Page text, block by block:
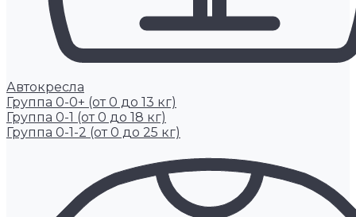
Автокресла
Группа 0-0+ (от 0 до 13 кг)
Группа 0-1 (от 0 до 18 кг)
Группа 0-1-2 (от 0 до 25 кг)